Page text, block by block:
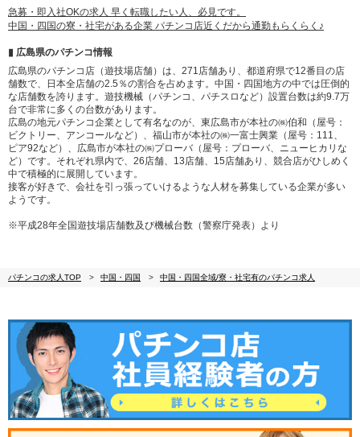
急募・即入社OKの求人 早く転職したい人、必見です。
中国・四国の寮・社宅がある企業 パチンコ店近くだから通勤もらくらく♪
▮ 広島県のパチンコ情報
広島県のパチンコ店（遊技場店舗）は、271店舗あり、都道府県で12番目の店
舗数で、日本全店舗の2.5％の割合を占めます。中国・四国地方の中では圧倒的
な店舗数を誇ります。遊技機械（パチンコ、パチスロなど）設置台数は約9.7万
台で非常に多くの台数があります。
広島の地元パチンコ企業として有名なのが、東広島市が本社の㈱伯和（屋号：
ビクトリー、アンコールなど）、福山市が本社の㈱一富士興業（屋号：111、
ピア92など）、広島市が本社の㈱プローバ（屋号：プローバ、ニューヒカリな
ど）です。それぞれ県内で、26店舗、13店舗、15店舗あり、競合店がひしめく
中で積極的に展開しています。
接客が好きで、会社を引っ張っていけるような人材を募集している企業が多い
ようです。
※平成28年全国遊技場店舗数及び機械台数（警察庁発表）より
パチンコの求人TOP 中国・四国 中国・四国全域/寮・社宅有のパチンコ求人